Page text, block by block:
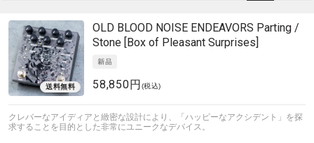
OLD BLOOD NOISE ENDEAVORS Parting /
Stone [Box of Pleasant Surprises]
58,850円 (税込)
クレバーなアイディアと緻密な設計により、「ハッピーなアクシデント」を探
求することを目的とした非常にユニークなデバイス。